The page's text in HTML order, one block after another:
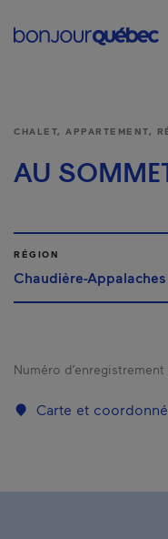
CHALET, APPARTEMENT,
AU
RÉGION
Chaudière-Appalaches
Numéro d’enregistrement
Carte et